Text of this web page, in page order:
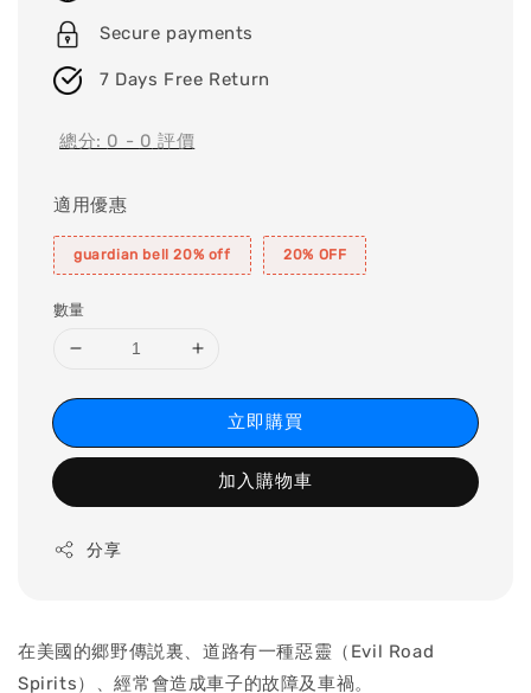
Secure payments
7 Days Free Return
總分: 0 - 0 評價
適用優惠
guardian bell 20% off 20% OFF
數量
立即購買
加入購物車
分享
在美國的郷野傳説裏、道路有一種惡靈（Evil Road
Spirits）、經常會造成車子的故障及車禍。